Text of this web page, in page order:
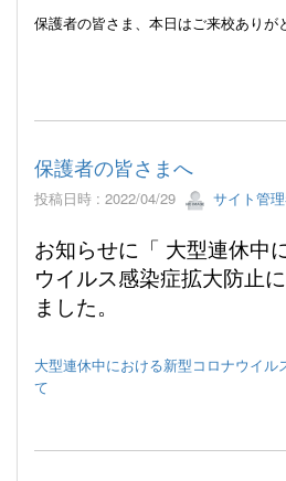
保護者の皆さま、本日はご来校ありが
保護者の皆さまへ
投稿日時 : 2022/04/29 サイト管
お知らせに「 大型連休中
ウイルス感染症拡大防止
ました。
大型連休中における新型コロナウイル
て